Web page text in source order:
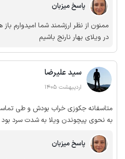
خوش بگذرهپاسخ میزبان
ممنون از نظر ارزشمند شما امیدوارم
در ویلای بهار نارنج باشیم
سید علیرضا
اردیبهشت 1405
متاسفانه جکوزی خراب بودش و طی
گذاشتن دور تا دور ویلا هستش که همه
به حیات و ویلا داشتن
پاسخ میزبان